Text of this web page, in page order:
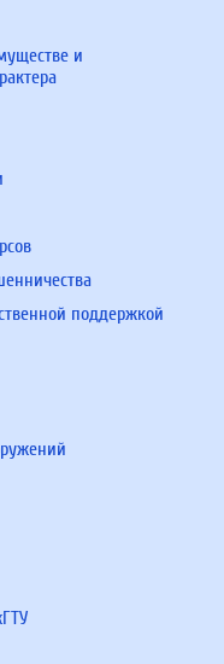
и
поддержкой